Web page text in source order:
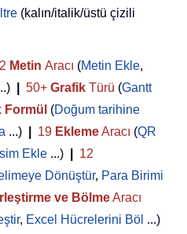
(kalın/italik/üstü çizili
Metin Aracı (Metin Ekle,
50+ Grafik Türü (Gantt
Formül (Doğum tarihine
...) 19 EklemeAracı (QR
Ekle ...)
12
Dönüştür, Para Birimi
ve BölmeAracı
, Excel Hücrelerini Böl ...)